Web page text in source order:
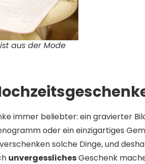
aus der Mode
immer beliebter: ein gravierter
oder ein einzigartiges
solche Dinge, und
unvergesslichesGeschenk